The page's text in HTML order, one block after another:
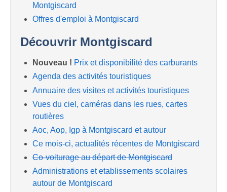
Montgiscard
Offres d'emploi à Montgiscard
Découvrir Montgiscard
Nouveau ! Prix et disponibilité des carburants
Agenda des activités touristiques
Annuaire des visites et activités touristiques
Vues du ciel, caméras dans les rues, cartes
routières
Aoc, Aop, Igp à Montgiscard et autour
Ce mois-ci, actualités récentes de Montgiscard
Co-voiturage au départ de Montgiscard
Administrations et etablissements scolaires
autour de Montgiscard